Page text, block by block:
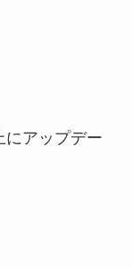
にアップデー